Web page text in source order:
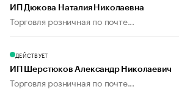
ИП Дюкова Наталия Николаевна
Торговля розничная по почте...
ДЕЙСТВУЕТ
ИП Шерстюков Александр Николаевич
Торговля розничная по почте...